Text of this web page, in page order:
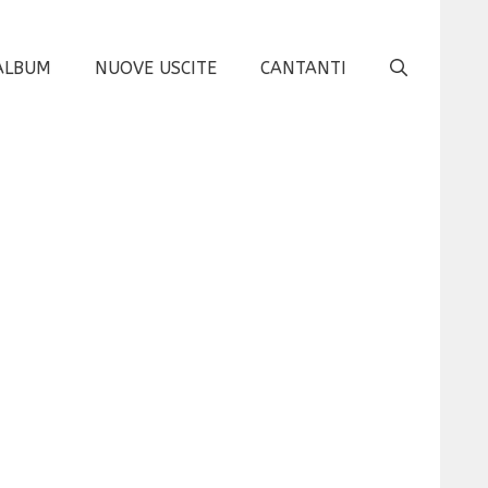
NUOVE USCITE CANTANTI